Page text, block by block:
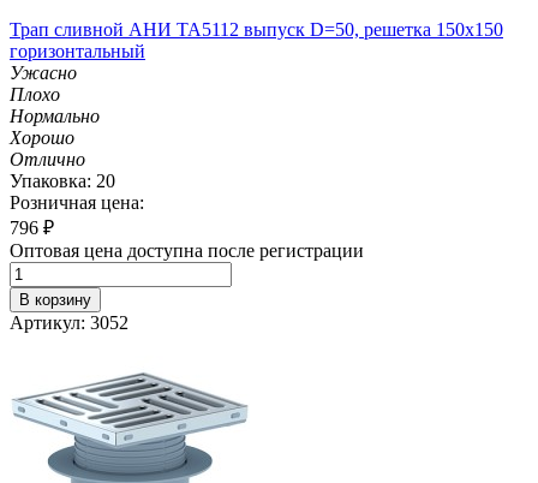
Трап сливной АНИ TA5112 выпуск D=50, решетка 150х150
горизонтальный
Ужасно
Плохо
Нормально
Хорошо
Отлично
Упаковка: 20
Розничная цена:
796 ₽
Оптовая цена доступна после регистрации
В корзину
Артикул: 3052